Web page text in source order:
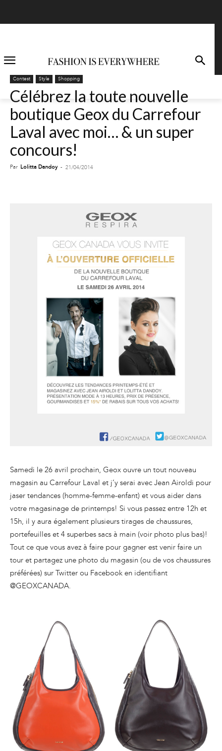
Contest Style Shopping
Célébrez la toute nouvelle
boutique Geox du Carrefour
Laval avec moi… & un super
concours!
Par Lolitta Dandoy - 21/04/2014
Samedi le 26 avril prochain, Geox ouvre un tout nouveau
magasin au Carrefour Laval et j’y serai avec Jean Airoldi pour
jaser tendances (homme-femme-enfant) et vous aider dans
votre magasinage de printemps! Si vous passez entre 12h et
15h, il y aura également plusieurs tirages de chaussures,
portefeuilles et 4 superbes sacs à main (voir photo plus bas)!
Tout ce que vous avez à faire pour gagner est venir faire un
tour et partagez une photo du magasin (ou de vos chaussures
préférées) sur Twitter ou Facebook en identifiant
@GEOXCANADA.